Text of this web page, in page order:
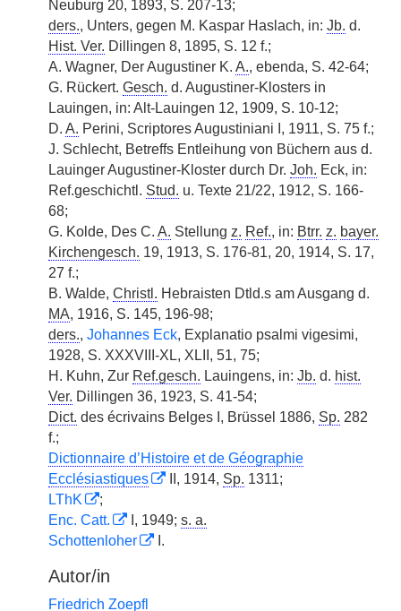
Neuburg 20, 1893, S. 207-13;
ders., Unters, gegen M. Kaspar Haslach, in: Jb. d.
Hist. Ver. Dillingen 8, 1895, S. 12 f.;
A. Wagner, Der Augustiner K. A., ebenda, S. 42-64;
G. Rückert. Gesch. d. Augustiner-Klosters in
Lauingen, in: Alt-Lauingen 12, 1909, S. 10-12;
D. A. Perini, Scriptores Augustiniani I, 1911, S. 75 f.;
J. Schlecht, Betreffs Entleihung von Büchern aus d.
Lauinger Augustiner-Kloster durch Dr. Joh. Eck, in:
Ref.geschichtl. Stud. u. Texte 21/22, 1912, S. 166-
68;
G. Kolde, Des C. A. Stellung z. Ref., in: Btrr. z. bayer.
Kirchengesch. 19, 1913, S. 176-81, 20, 1914, S. 17,
27 f.;
B. Walde, Christl. Hebraisten Dtld.s am Ausgang d.
MA, 1916, S. 145, 196-98;
ders., Johannes Eck, Explanatio psalmi vigesimi,
1928, S. XXXVIII-XL, XLII, 51, 75;
H. Kuhn, Zur Ref.gesch. Lauingens, in: Jb. d. hist.
Ver. Dillingen 36, 1923, S. 41-54;
Dict. des écrivains Belges I, Brüssel 1886, Sp. 282
f.;
Dictionnaire d’Histoire et de Géographie
Ecclésiastiques
II, 1914, Sp. 1311;
LThK
;
Enc. Catt.
I, 1949; s. a.
Schottenloher
I.
Autor/in
Friedrich Zoepfl